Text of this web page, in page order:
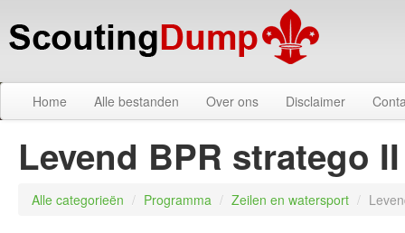
Home Alle bestanden Over ons Disclaimer
Levend BPR stratego II
Alle categorieën / Programma / Zeilen en watersport /